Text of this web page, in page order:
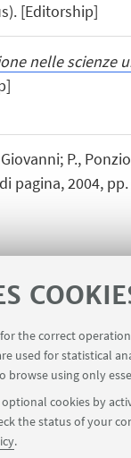
the correct
used for statistical
browse using only
cookies by
the status of your
.
[Editorship]
nelle scienze
P.,
pagina, 2004,